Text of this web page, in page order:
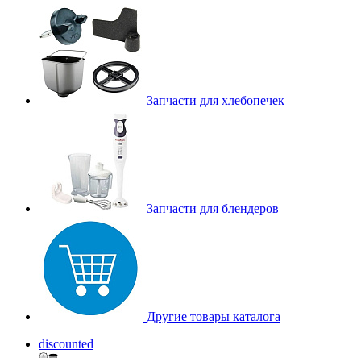
Запчасти для хлебопечек
Запчасти для блендеров
Другие товары каталога
discounted